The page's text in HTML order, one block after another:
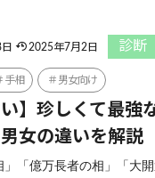
2025年7月2日 診断
手相 男女向け
い】珍しくて最強
女の違いを解説
」「億万長者の相」「大